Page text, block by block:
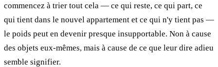
commencez à trier tout cela — ce qui reste, ce qui part, ce
qui tient dans le nouvel appartement et ce qui n'y tient pas —
le poids peut en devenir presque insupportable. Non à cause
des objets eux-mêmes, mais à cause de ce que leur dire adieu
semble signifier.